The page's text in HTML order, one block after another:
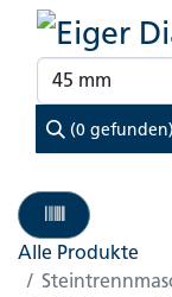
(0 gefunden)
Alle Produkte